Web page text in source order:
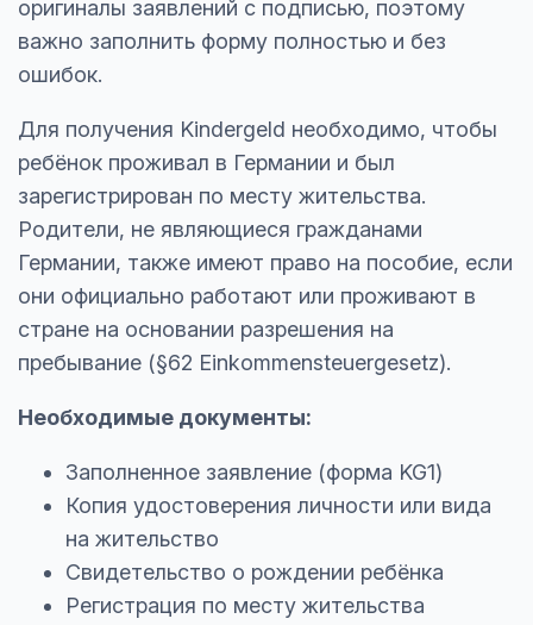
оригиналы заявлений с подписью, поэтому
важно заполнить форму полностью и без
ошибок.
Для получения Kindergeld необходимо, чтобы
ребёнок проживал в Германии и был
зарегистрирован по месту жительства.
Родители, не являющиеся гражданами
Германии, также имеют право на пособие, если
они официально работают или проживают в
стране на основании разрешения на
пребывание (§62 Einkommensteuergesetz).
Необходимые документы:
Заполненное заявление (форма KG1)
Копия удостоверения личности или вида
на жительство
Свидетельство о рождении ребёнка
Регистрация по месту жительства